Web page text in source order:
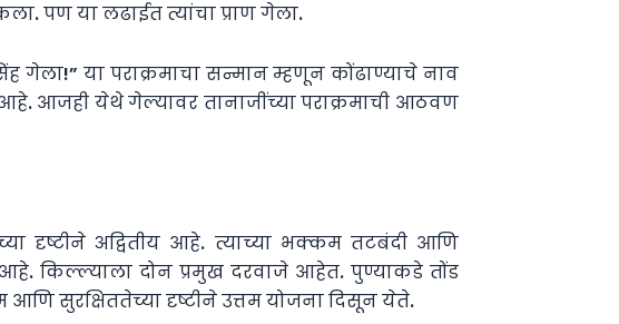
पण या लढाईत त्यांचा प्राण गेला.
गेला!” या पराक्रमाचा सन्मान म्हणून कोंढाण्याचे नाव
आजही येथे गेल्यावर तानाजींच्या पराक्रमाची आठवण
दृष्टीने अद्वितीय आहे. त्याच्या भक्कम तटबंदी आणि
आहे. किल्ल्याला दोन प्रमुख दरवाजे आहेत. पुण्याकडे तोंड
सुरक्षिततेच्या दृष्टीने उत्तम योजना दिसून येते.